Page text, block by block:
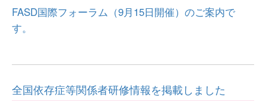
FASD国際フォーラム（9月15日開催）のご案内で
す。
全国依存症等関係者研修情報を掲載しました